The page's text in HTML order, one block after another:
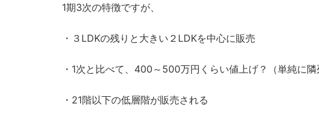
1期3次の特徴ですが、
・３LDKの残りと大きい２LDKを中心に販売
・1次と比べて、400～500万円くらい値上げ？（単純に
・21階以下の低層階が販売される